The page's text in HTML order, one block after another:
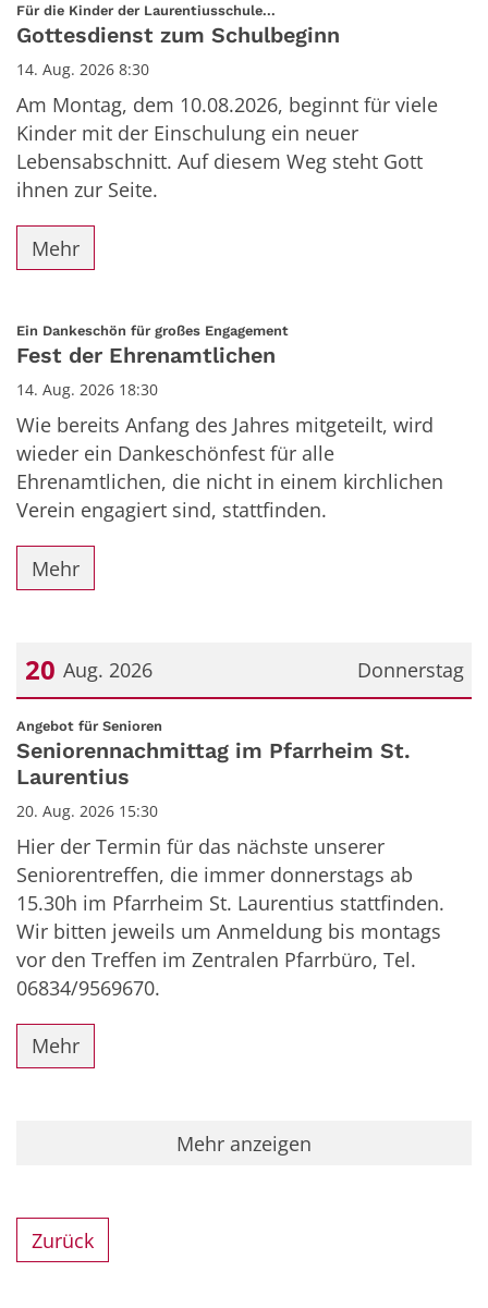
Für die Kinder der Laurentiusschule...
Gottesdienst zum Schulbeginn
14. Aug. 2026 8:30
Am Montag, dem 10.08.2026, beginnt für viele
Kinder mit der Einschulung ein neuer
Lebensabschnitt. Auf diesem Weg steht Gott
ihnen zur Seite.
Mehr
Ein Dankeschön für großes Engagement:
Fest der Ehrenamtlichen
14. Aug. 2026 18:30
Wie bereits Anfang des Jahres mitgeteilt, wird
wieder ein Dankeschönfest für alle
Ehrenamtlichen, die nicht in einem kirchlichen
Verein engagiert sind, stattfinden.
Mehr
Donnerstag
20 Aug. 2026
Datum: 20. August 2026
Angebot für Senioren
Seniorennachmittag im Pfarrheim St.
Laurentius
20. Aug. 2026 15:30
Hier der Termin für das nächste unserer
Seniorentreffen, die immer donnerstags ab
15.30h im Pfarrheim St. Laurentius stattfinden.
Wir bitten jeweils um Anmeldung bis montags
vor den Treffen im Zentralen Pfarrbüro, Tel.
06834/9569670.
Mehr
Mehr anzeigen
Zurück